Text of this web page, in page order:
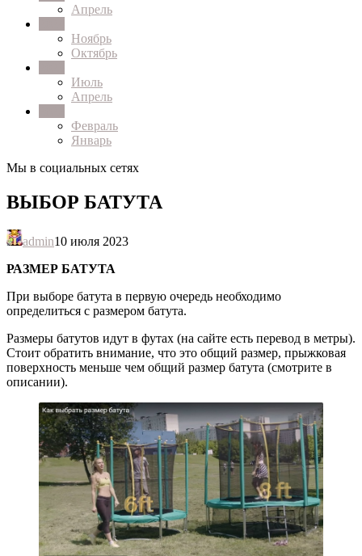
Апрель
Ноябрь
Октябрь
Июль
Апрель
Февраль
Январь
Мы в социальных сетях
ВЫБОР БАТУТА
admin10 июля 2023
РАЗМЕР БАТУТА
При выборе батута в первую очередь необходимо
определиться с размером батута.
Размеры батутов идут в футах (на сайте есть перевод в метры).
Стоит обратить внимание, что это общий размер, прыжковая
поверхность меньше чем общий размер батута (смотрите в
описании).